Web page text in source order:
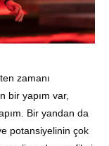
zamanı
bir yapım var,
Bir yandan da
potansiyelinin çok